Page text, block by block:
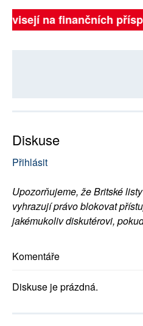
na finančních
Diskuse
Přihlásit
Upozorňujeme, že Britské
vyhrazují právo blokovat
jakémukoliv diskutérovi,
Komentáře
Diskuse je prázdná.